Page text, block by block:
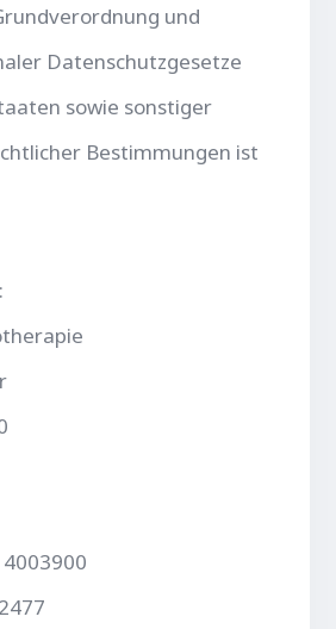
und
Datenschutzgesetze
sowie sonstiger
Bestimmungen ist
: